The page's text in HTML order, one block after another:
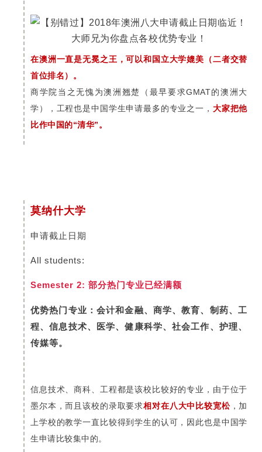
在澳洲一直是无冕之王，可以和国立大学媲美（二者交替
首位排名）。
商学院当之无愧为澳洲翘楚（最早要求GMAT的澳洲大
学），工程也是中国学生申请最多的专业之一， 大家把他
比作中国的“清华”。
莫纳什大学
申请截止日期
All students:
Semester 2: 部分热门专业已经满额
优势热门专业：会计和金融、商学、教育、制药、工
程、信息技术、医学、健康科学、社会工作、护理、
传媒等。
信息技术、商科、工程都是该校比较好的专业，由于位于
墨尔本，而且该校的录取要求相对在八大中比较宽松，加
上学校的教学一直比较得到学生的认可，因此也是中国学
生申请比较集中的。